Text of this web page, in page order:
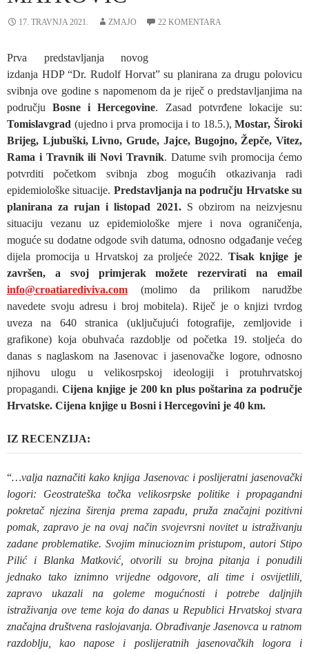
17. TRAVNJA 2021. ZMAJO 22 KOMENTARA
Prva predstavljanja novog
izdanja HDP “Dr. Rudolf Horvat” su planirana za drugu polovicu
svibnja ove godine s napomenom da je riječ o predstavljanjima na
područjuBosne i Hercegovine. Zasad potvrđene lokacije su:
Tomislavgrad (ujedno i prva promocija i to 18.5.),Mostar, Široki
Brijeg, Ljubuški, Livno, Grude, Jajce, Bugojno, Žepče, Vitez,
Rama i Travnik ili Novi Travnik. Datume svih promocija ćemo
potvrditi početkom svibnja zbog mogućih otkazivanja radi
epidemiološke situacije. Predstavljanja na području Hrvatske su
planirana za rujan i listopad 2021.S obzirom na neizvjesnu
situaciju vezanu uz epidemiološke mjere i nova ograničenja,
moguće su dodatne odgode svih datuma, odnosno odgađanje većeg
dijela promocija u Hrvatskoj za proljeće 2022. Tisak knjige je
završen, a svoj primjerak možete rezervirati na email
info@croatiarediviva.com (molimo da prilikom narudžbe
navedete svoju adresu i broj mobitela). Riječ je o knjizi tvrdog
uveza na 640 stranica (uključujući fotografije, zemljovide i
grafikone) koja obuhvaća razdoblje od početka 19. stoljeća do
danas s naglaskom na Jasenovac i jasenovačke logore, odnosno
njihovu ulogu u velikosrpskoj ideologiji i protuhrvatskoj
propagandi. Cijena knjige je 200 kn plus poštarina za područje
Hrvatske. Cijena knjige u Bosni i Hercegovini je 40 km.
IZ RECENZIJA:
“…valja naznačiti kako knjiga Jasenovac i poslijeratni jasenovački
logori: Geostrateška točka velikosrpske politike i propagandni
pokretač njezina širenja prema zapadu, pruža značajni pozitivni
pomak, zapravo je na ovaj način svojevrsni novitet u istraživanju
zadane problematike. Svojim minucioznim pristupom, autori Stipo
Pilić i Blanka Matković, otvorili su brojna pitanja i ponudili
jednako tako iznimno vrijedne odgovore, ali time i osvijetlili,
zapravo ukazali
na goleme mogućnosti i potrebe daljnjih
istraživanja ove teme koja do danas u Republici Hrvatskoj stvara
značajna društvena raslojavanja. Obrađivanje Jasenovca u ratnom
razdoblju, kao napose i poslijeratnih jasenovačkih logora i